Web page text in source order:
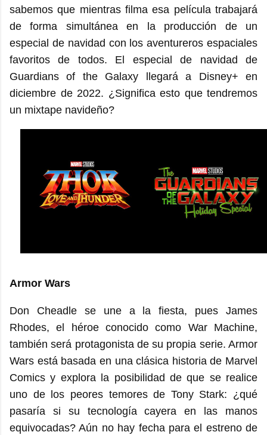
sabemos que mientras filma esa película trabajará
de forma simultánea en la producción de un
especial de navidad con los aventureros espaciales
favoritos de todos. El especial de navidad de
Guardians of the Galaxy llegará a Disney+ en
diciembre de 2022. ¿Significa esto que tendremos
un mixtape navideño?
Armor Wars
Don Cheadle se une a la fiesta, pues James
Rhodes, el héroe conocido como War Machine,
también será protagonista de su propia serie. Armor
Wars está basada en una clásica historia de Marvel
Comics y explora la posibilidad de que se realice
uno de los peores temores de Tony Stark: ¿qué
pasaría si su tecnología cayera en las manos
equivocadas? Aún no hay fecha para el estreno de